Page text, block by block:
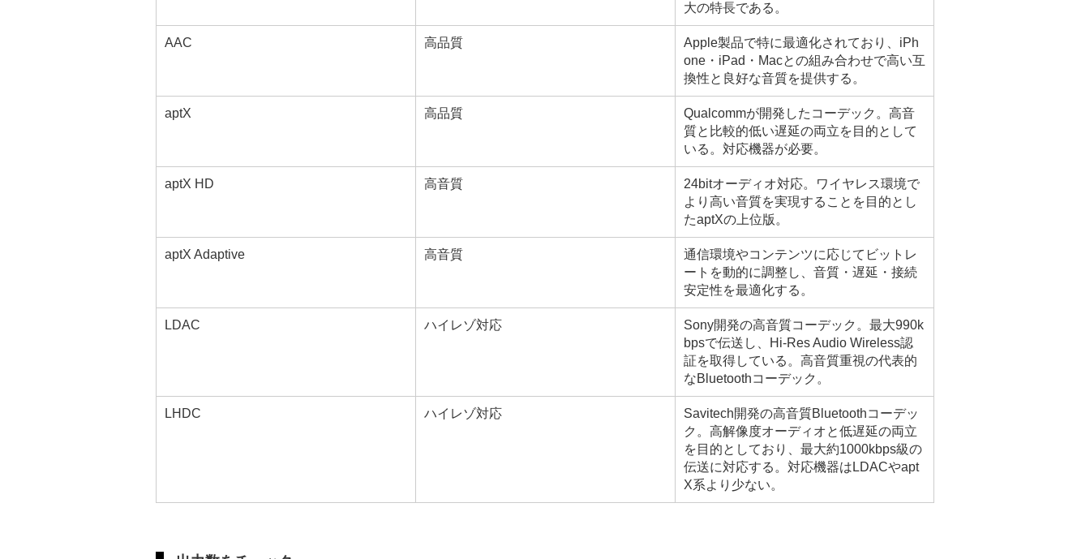
大の特長である。
AAC 高品質
Apple製品で特に最適化されており、iPh
one・iPad・Macとの組み合わせで高い互
換性と良好な音質を提供する。
aptX 高品質
Qualcommが開発したコーデック。高音
質と比較的低い遅延の両立を目的として
いる。対応機器が必要。
aptX HD 高音質
24bitオーディオ対応。ワイヤレス環境で
より高い音質を実現することを目的とし
たaptXの上位版。
aptX Adaptive 高音質
通信環境やコンテンツに応じてビットレ
ートを動的に調整し、音質・遅延・接続
安定性を最適化する。
LDAC ハイレゾ対応
Sony開発の高音質コーデック。最大990k
bpsで伝送し、Hi-Res Audio Wireless認
証を取得している。高音質重視の代表的
なBluetoothコーデック。
LHDC ハイレゾ対応
Savitech開発の高音質Bluetoothコーデッ
ク。高解像度オーディオと低遅延の両立
を目的としており、最大約1000kbps級の
伝送に対応する。対応機器はLDACやapt
X系より少ない。